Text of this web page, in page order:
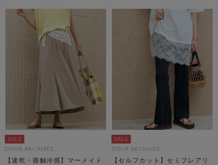
DOUX ARCHIVES
【速乾・接触冷感】マーメイド
DOUX ARCHIVES
【セルフカット】セミフレアリ